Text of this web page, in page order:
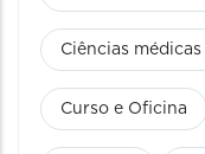
Ciências médicas
Curso e Oficina